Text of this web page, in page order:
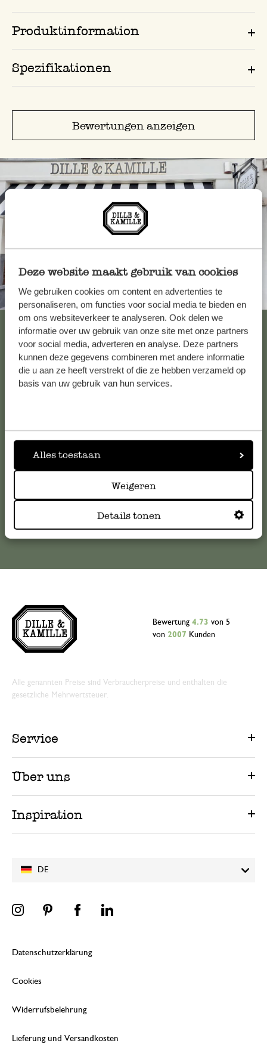
Deze website maakt gebruik van cookies
We gebruiken cookies om content en advertenties te
personaliseren, om functies voor social media te bieden en
om ons websiteverkeer te analyseren. Ook delen we
informatie over uw gebruik van onze site met onze partners
voor social media, adverteren en analyse. Deze partners
kunnen deze gegevens combineren met andere informatie
die u aan ze heeft verstrekt of die ze hebben verzameld op
basis van uw gebruik van hun services.
Alles toestaan
Weigeren
Details tonen
Produktinformation
Spezifikationen
Bewertungen anzeigen
Immer in der Nähe
Alle 62 Geschäfte anzeigen
Kundenservice/Hilfe
kundenservice@dille-kamille.de
Online-Kundenservice
DE
Bewertung 4.73 von 5
von 2007 Kunden
Alle genannten Preise sind Verbraucherpreise und enthalten die
gesetzliche Mehrwertsteuer.
Service
Über uns
Inspiration
Datenschutzerklärung
Cookies
Widerrufsbelehrung
Lieferung und Versandkosten